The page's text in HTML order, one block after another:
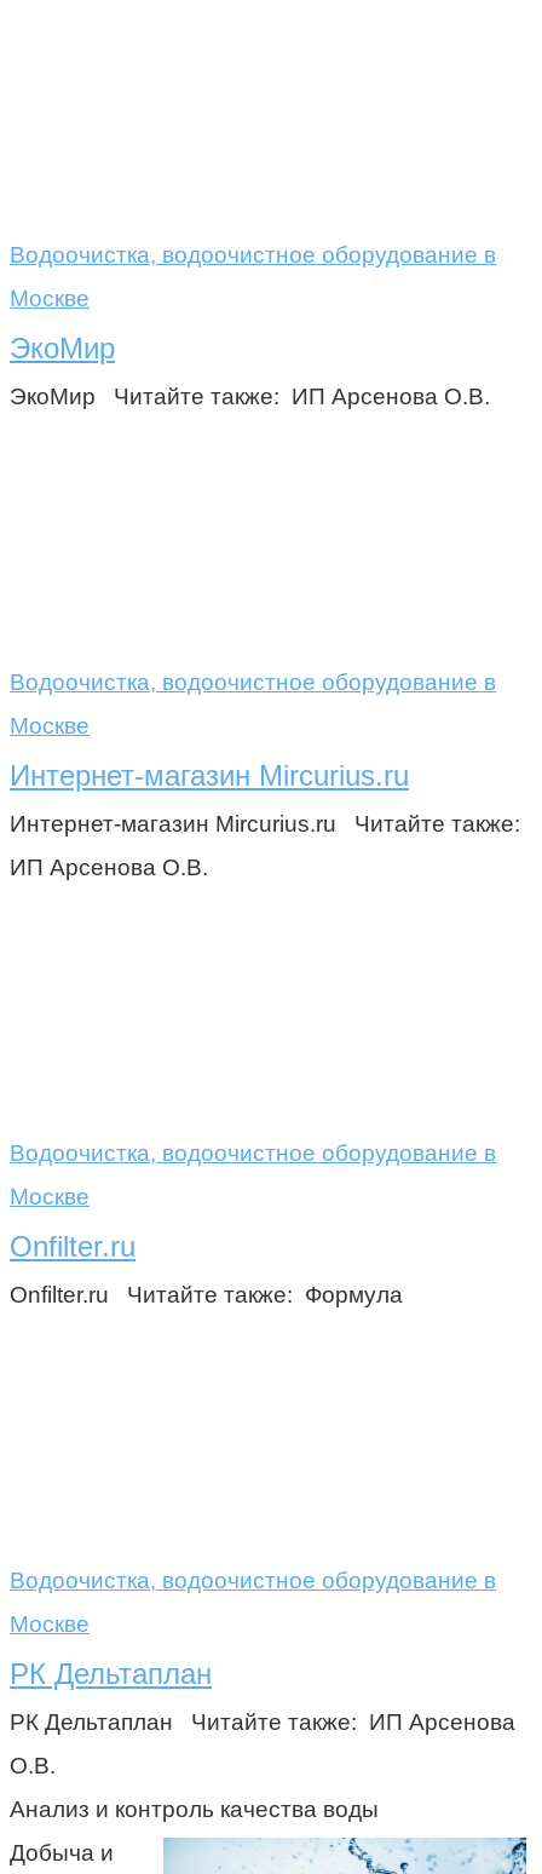
Водоочистка, водоочистное оборудование в
Москве
ЭкоМир
ЭкоМир Читайте также: ИП Арсенова О.В.
Водоочистка, водоочистное оборудование в
Москве
Интернет-магазин Mircurius.ru
Интернет-магазин Mircurius.ru Читайте также:
ИП Арсенова О.В.
Водоочистка, водоочистное оборудование в
Москве
Onfilter.ru
Onfilter.ru Читайте также: Формула
Водоочистка, водоочистное оборудование в
Москве
РК Дельтаплан
РК Дельтаплан Читайте также: ИП Арсенова
О.В.
Анализ и контроль качества воды
Добыча и